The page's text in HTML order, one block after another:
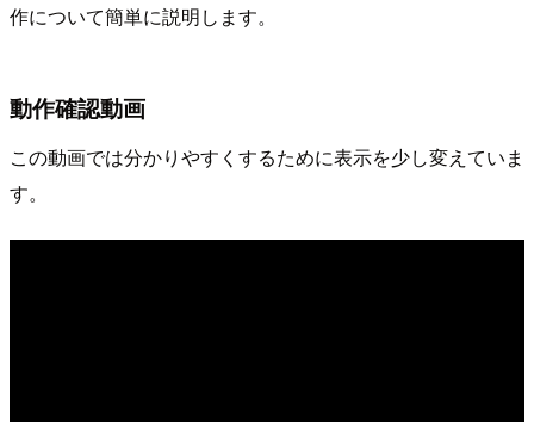
作について簡単に説明します。
動作確認動画
この動画では分かりやすくするために表示を少し変えていま
す。